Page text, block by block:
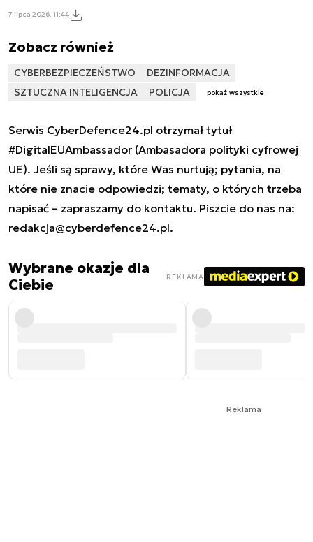
7 lipca 2026, 11:44
Zobacz również
CYBERBEZPIECZEŃSTWO
DEZINFORMACJA
SZTUCZNA INTELIGENCJA
POLICJA pokaż wszystkie
Serwis CyberDefence24.pl otrzymał tytuł
#DigitalEUAmbassador (Ambasadora polityki cyfrowej
UE). Jeśli są sprawy, które Was nurtują; pytania, na
które nie znacie odpowiedzi; tematy, o których trzeba
napisać – zapraszamy do kontaktu. Piszcie do nas na:
redakcja@cyberdefence24.pl.
Wybrane okazje dla
Ciebie
REKLAMA
Reklama